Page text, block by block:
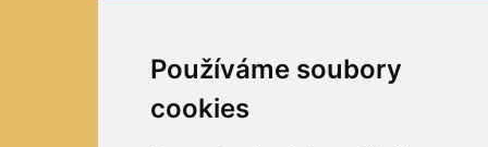
Používáme soubory
cookies
Nastavení cookies